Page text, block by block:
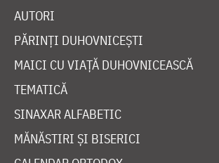
AUTORI
PĂRINȚI DUHOVNICEȘTI
MAICI CU VIAȚĂ DUHOVNICEASCĂ
TEMATICĂ
SINAXAR ALFABETIC
MĂNĂSTIRI ȘI BISERICI